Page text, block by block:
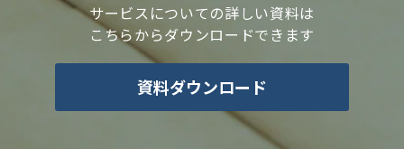
サービスについての詳しい資料は
こちらからダウンロードできます
資料ダウンロード